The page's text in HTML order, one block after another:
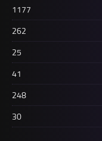
الحركة
مصطفى
1177
262
25
41
248
30